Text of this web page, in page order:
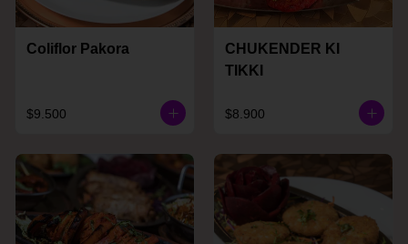
Coliflor Pakora
$9.500
CHUKENDER KI
TIKKI
$8.900